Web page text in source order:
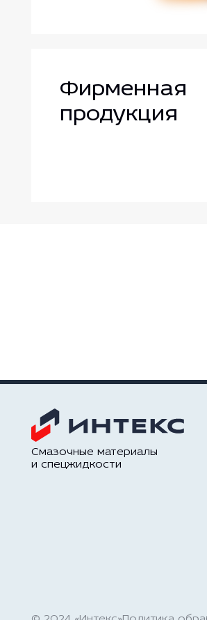
Фирменная
продукция
Смазочные материалы
и спецжидкости